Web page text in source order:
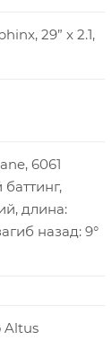
29” x 2.1,
6061
длина:
назад: 9°
Altus